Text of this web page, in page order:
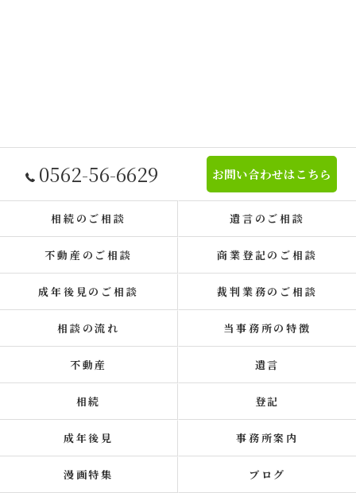
0562-56-6629 お問い合わせはこちら
相続のご相談 遺言のご相談
不動産のご相談 商業登記のご相談
成年後見のご相談 裁判業務のご相談
相談の流れ 当事務所の特徴
不動産 遺言
相続 登記
成年後見 事務所案内
漫画特集 ブログ